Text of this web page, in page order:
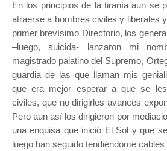
En los principios de la tiranía aun se
atraerse a hombres civiles y liberales
primer brevísimo Directorio, los
–luego, suicida- lanzaron mi
magistrado palatino del Supremo,
guardia de las que llaman mis
que era mejor esperar a que se les
civiles, que no dirigirles avances
Pero aun así los dirigieron por
una enquisa que inició El Sol y que
luego han seguido tendiéndome